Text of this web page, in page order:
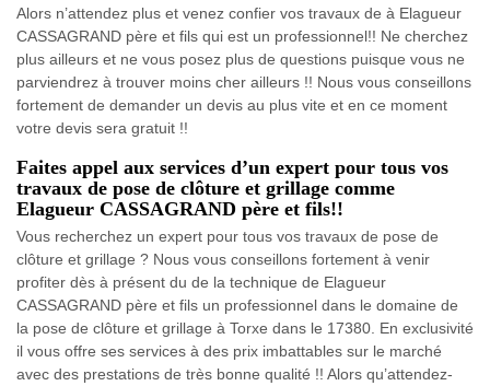
Alors n’attendez plus et venez confier vos travaux de à Elagueur
CASSAGRAND père et fils qui est un professionnel!! Ne cherchez
plus ailleurs et ne vous posez plus de questions puisque vous ne
parviendrez à trouver moins cher ailleurs !! Nous vous conseillons
fortement de demander un devis au plus vite et en ce moment
votre devis sera gratuit !!
Faites appel aux services d’un expert pour tous vos
travaux de pose de clôture et grillage comme
Elagueur CASSAGRAND père et fils!!
Vous recherchez un expert pour tous vos travaux de pose de
clôture et grillage ? Nous vous conseillons fortement à venir
profiter dès à présent du de la technique de Elagueur
CASSAGRAND père et fils un professionnel dans le domaine de
la pose de clôture et grillage à Torxe dans le 17380. En exclusivité
il vous offre ses services à des prix imbattables sur le marché
avec des prestations de très bonne qualité !! Alors qu’attendez-